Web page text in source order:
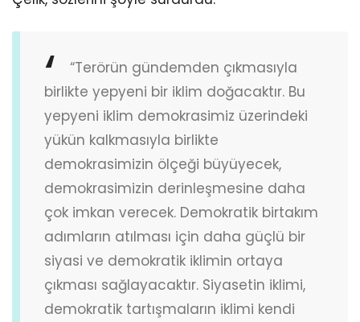
“Terörün gündemden çıkmasıyla
birlikte yepyeni bir iklim doğacaktır. Bu
yepyeni iklim demokrasimiz üzerindeki
yükün kalkmasıyla birlikte
demokrasimizin ölçeği büyüyecek,
demokrasimizin derinleşmesine daha
çok imkan verecek. Demokratik birtakım
adımların atılması için daha güçlü bir
siyasi ve demokratik iklimin ortaya
çıkması sağlayacaktır. Siyasetin iklimi,
demokratik tartışmaların iklimi kendi